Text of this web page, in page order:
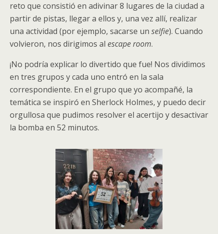
reto que consistió en adivinar 8 lugares de la ciudad a
partir de pistas, llegar a ellos y, una vez allí, realizar
una actividad (por ejemplo, sacarse un selfie). Cuando
volvieron, nos dirigimos al escape room.
¡No podría explicar lo divertido que fue! Nos dividimos
en tres grupos y cada uno entró en la sala
correspondiente. En el grupo que yo acompañé, la
temática se inspiró en Sherlock Holmes, y puedo decir
orgullosa que pudimos resolver el acertijo y desactivar
la bomba en 52 minutos.